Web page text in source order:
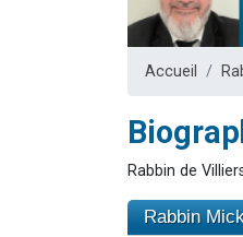
Accueil
Rabbin de
Rabbin